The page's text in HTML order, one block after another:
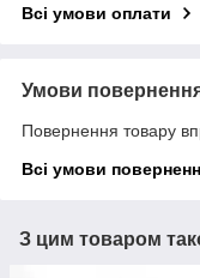
Всі умови оплати
Умови
Повернення товару
Всі умови
З цим товаром